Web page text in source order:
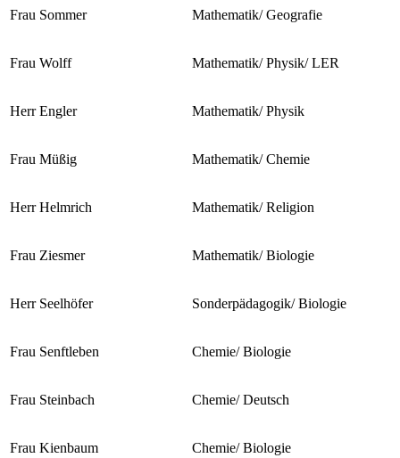
Frau Sommer Mathematik/ Geografie
Frau Wolff Mathematik/ Physik/ LER
Herr Engler Mathematik/ Physik
Frau Müßig Mathematik/ Chemie
Herr Helmrich Mathematik/ Religion
Frau Ziesmer Mathematik/ Biologie
Herr Seelhöfer Sonderpädagogik/ Biologie
Frau Senftleben Chemie/ Biologie
Frau Steinbach Chemie/ Deutsch
Frau Kienbaum Chemie/ Biologie